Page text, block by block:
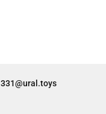
331@ural.toys